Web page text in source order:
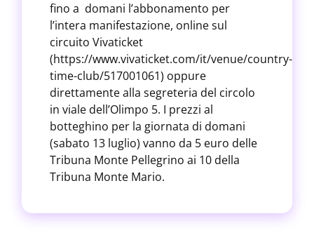
fino a domani l’abbonamento per
l’intera manifestazione, online sul
circuito Vivaticket
(https://www.vivaticket.com/it/venue/country-
time-club/517001061) oppure
direttamente alla segreteria del circolo
in viale dell’Olimpo 5. I prezzi al
botteghino per la giornata di domani
(sabato 13 luglio) vanno da 5 euro delle
Tribuna Monte Pellegrino ai 10 della
Tribuna Monte Mario.